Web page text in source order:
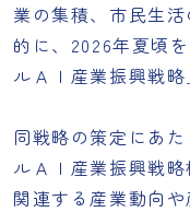
業の集積、市民生
的に、2026年夏頃
ルＡＩ産業振興戦略
同戦略の策定にあ
ルＡＩ産業振興戦
関連する産業動向